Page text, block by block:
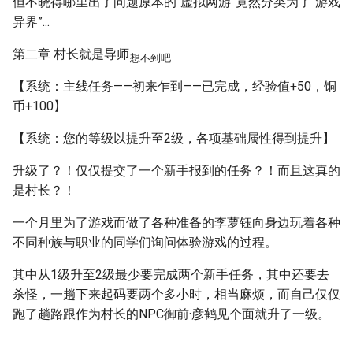
异界”...
第二章 村长就是导师想不到吧
【系统：主线任务——初来乍到——已完成，经验值+50，铜
币+100】
【系统：您的等级以提升至2级，各项基础属性得到提升】
升级了？！仅仅提交了一个新手报到的任务？！而且这真的
是村长？！
一个月里为了游戏而做了各种准备的李萝钰向身边玩着各种
不同种族与职业的同学们询问体验游戏的过程。
其中从1级升至2级最少要完成两个新手任务，其中还要去
杀怪，一趟下来起码要两个多小时，相当麻烦，而自己仅仅
跑了趟路跟作为村长的NPC御前·彦鹤见个面就升了一级。